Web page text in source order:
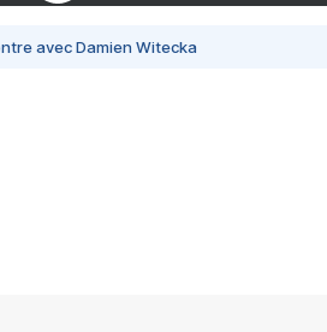
avec Damien Witecka